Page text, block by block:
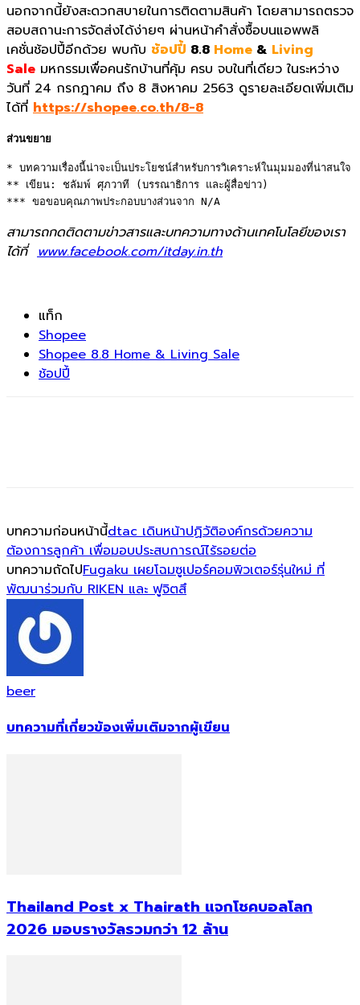
นอกจากนี้ยังสะดวกสบายในการติดตามสินค้า โดยสามารถตรวจ
สอบสถานะการจัดส่งได้ง่ายๆ ผ่านหน้าคำสั่งซื้อบนแอพพลิ
เคชั่นช้อปปี้อีกด้วย พบกับ ช้อปปี้ 8.8 Home & Living
Sale มหกรรมเพื่อคนรักบ้านที่คุ้ม ครบ จบในที่เดียว ในระหว่าง
วันที่ 24 กรกฎาคม ถึง 8 สิงหาคม 2563 ดูรายละเอียดเพิ่มเติม
ได้ที่ https://shopee.co.th/8-8
ส่วนขยาย
* บทความเรื่องนี้น่าจะเป็นประโยชน์สำหรับการวิเคราะห์ในมุมมองที่น่าสนใจ
** เขียน: ชลัมพ์ ศุภวาที (บรรณาธิการ และผู้สื่อข่าว)
*** ขอขอบคุณภาพประกอบบางส่วนจาก N/A
สามารถกดติดตามข่าวสารและบทความทางด้านเทคโนโลยีของเรา
ได้ที่ www.facebook.com/itday.in.th
แท็ก
Shopee
Shopee 8.8 Home & Living Sale
ช้อปปี้
บทความก่อนหน้านี้dtac เดินหน้าปฏิวัติองค์กรด้วยความ
ต้องการลูกค้า เพื่อมอบประสบการณ์ไร้รอยต่อ
บทความถัดไปFugaku เผยโฉมซูเปอร์คอมพิวเตอร์รุ่นใหม่ ที่
พัฒนาร่วมกับ RIKEN และ ฟูจิตสึ
beer
บทความที่เกี่ยวข้องเพิ่มเติมจากผู้เขียน
Thailand Post x Thairath แจกโชคบอลโลก
2026 มอบรางวัลรวมกว่า 12 ล้าน